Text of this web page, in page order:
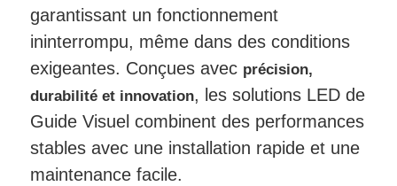
garantissant un fonctionnement
ininterrompu, même dans des conditions
exigeantes. Conçues avec précision,
durabilité et innovation, les solutions LED de
Guide Visuel combinent des performances
stables avec une installation rapide et une
maintenance facile.